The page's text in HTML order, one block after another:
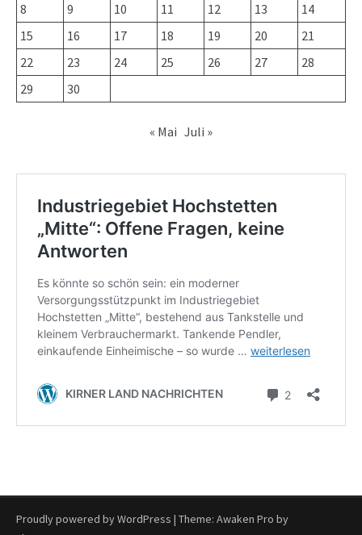
8
9 10 11 12 13
14
15
16 17 18 19 20
21
22
23 24 25 26 27
28
29
30
« Mai Juli »
Proudly powered by WordPress | Theme: Awaken Pro by